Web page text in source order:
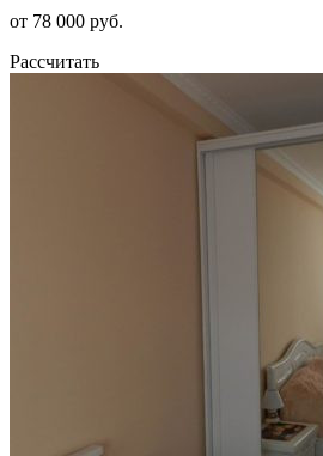
от 78 000 руб.
Рассчитать